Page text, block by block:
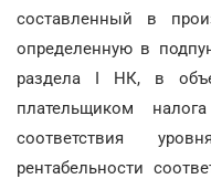
составленный в
определенную в
раздела I НК, в
плательщиком
соответствия
рентабельности